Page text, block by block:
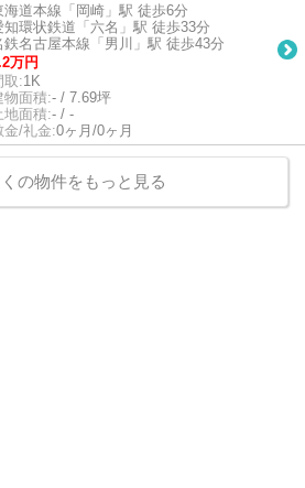
海道本線「岡崎」駅 徒歩6分
知環状鉄道「六名」駅 徒歩33分
鉄名古屋本線「男川」駅 徒歩43分
万円
取:1K
物面積:- / 7.69坪
地面積:- / -
金/礼金:0ヶ月/0ヶ月
の物件をもっと見る